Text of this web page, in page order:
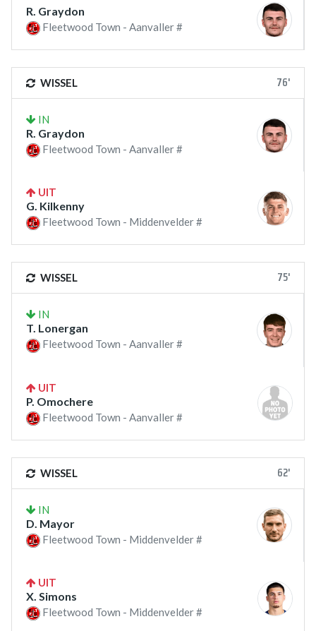
R. Graydon
Fleetwood Town - Aanvaller #
WISSEL 76'
IN
R. Graydon
Fleetwood Town - Aanvaller #
UIT
G. Kilkenny
Fleetwood Town - Middenvelder #
WISSEL 75'
IN
T. Lonergan
Fleetwood Town - Aanvaller #
UIT
P. Omochere
Fleetwood Town - Aanvaller #
WISSEL 62'
IN
D. Mayor
Fleetwood Town - Middenvelder #
UIT
X. Simons
Fleetwood Town - Middenvelder #